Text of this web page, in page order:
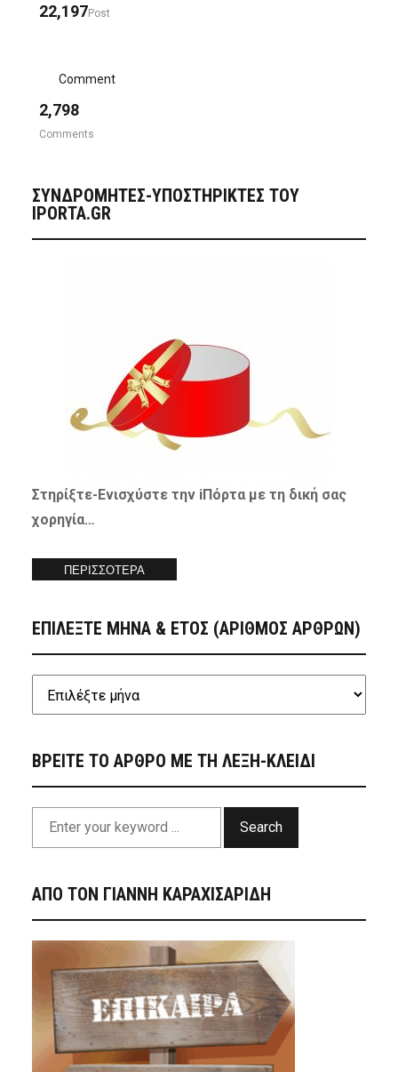
22,197Post
Comment
2,798
Comments
ΣΥΝΔΡΟΜΗΤΈΣ-ΥΠΟΣΤΗΡΙΚΤΈΣ ΤΟΥ
IPORTA.GR
Στηρίξτε-Ενισχύστετην iΠόρτα με τη δική σας
χορηγία…
ΠΕΡΙΣΣΟΤΕΡΑ
ΕΠΙΛΕΞΤΕ ΜΗΝΑ & ΕΤΟΣ (ΑΡΙΘΜΟΣ ΑΡΘΡΩΝ)
ΒΡΕΙΤΕ ΤΟ ΑΡΘΡΟ ΜΕ ΤΗ ΛΕΞΗ-ΚΛΕΙΔΙ
Search
ΑΠΟ ΤΟΝ ΓΙΑΝΝΗ ΚΑΡΑΧΙΣΑΡΙΔΗ